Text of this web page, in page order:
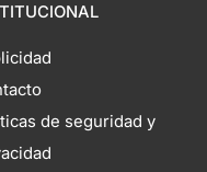
de seguridad y